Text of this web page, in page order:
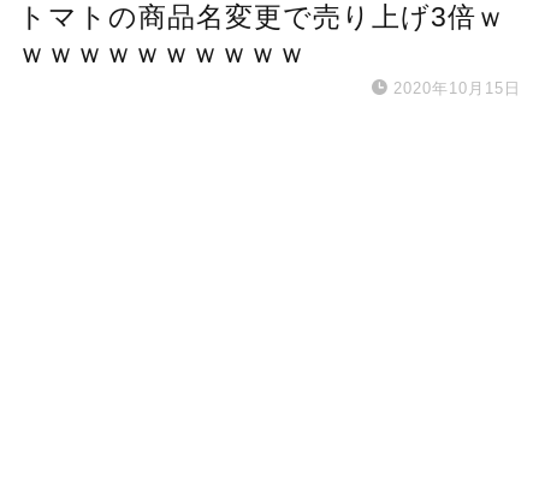
トマトの商品名変更で売り上げ3倍ｗ
ｗｗｗｗｗｗｗｗｗｗ
2020年10月15日